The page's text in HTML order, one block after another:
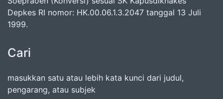
Depkes RI nomor: HK.00.06.1.3.2047 tanggal 13 Juli
1999.
Cari
masukkan satu atau lebih kata kunci dari judul,
pengarang, atau subjek